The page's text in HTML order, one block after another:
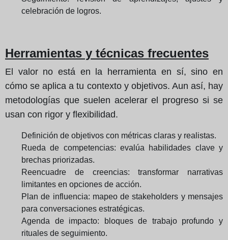
celebración de logros.
Herramientas y técnicas frecuentes
El valor no está en la herramienta en sí, sino en
cómo se aplica a tu contexto y objetivos. Aun así, hay
metodologías que suelen acelerar el progreso si se
usan con rigor y flexibilidad.
Definición de objetivos con métricas claras y realistas.
Rueda de competencias: evalúa habilidades clave y
brechas priorizadas.
Reencuadre de creencias: transformar narrativas
limitantes en opciones de acción.
Plan de influencia: mapeo de stakeholders y mensajes
para conversaciones estratégicas.
Agenda de impacto: bloques de trabajo profundo y
rituales de seguimiento.